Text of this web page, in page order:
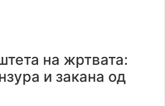
на жртвата:
и закана од